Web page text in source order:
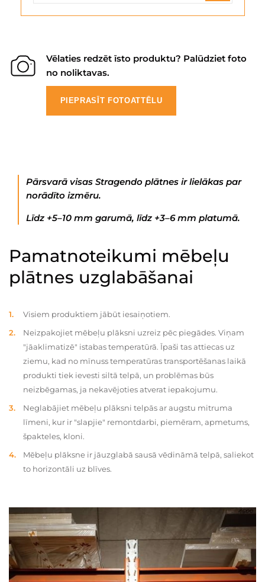
Vēlaties redzēt īsto produktu? Palūdziet foto
no noliktavas.
PIEPRASĪT FOTOATTĒLU
Pārsvarā visas Stragendo plātnes ir lielākas par
norādīto izmēru.
Līdz +5–10 mm garumā, līdz +3–6 mm platumā.
Pamatnoteikumi mēbeļu
plātnes uzglabāšanai
Visiem produktiem jābūt iesaiņotiem.
Neizpakojiet mēbeļu plāksni uzreiz pēc piegādes. Viņam
"jāaklimatizē" istabas temperatūrā. Īpaši tas attiecas uz
ziemu, kad no mīnuss temperatūras transportēšanas laikā
produkti tiek ievesti siltā telpā, un problēmas būs
neizbēgamas, ja nekavējoties atverat iepakojumu.
Neglabājiet mēbeļu plāksni telpās ar augstu mitruma
līmeni, kur ir "slapjie" remontdarbi, piemēram, apmetums,
špakteles, kloni.
Mēbeļu plāksne ir jāuzglabā sausā vēdināmā telpā, saliekot
to horizontāli uz blīves.